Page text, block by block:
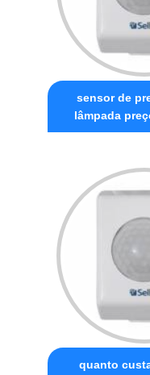
sensor de
lâmpada
quanto